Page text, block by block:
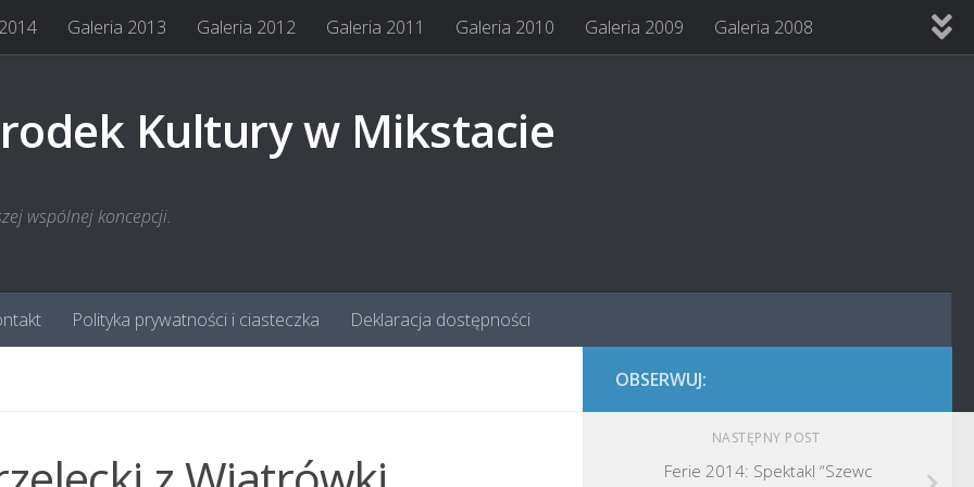
Galeria 2013 Galeria 2012 Galeria 2011 Galeria 2010 Galeria 2009 Galeria 2008
Kultury w Mikstacie
wspólnej koncepcji.
Polityka prywatności i ciasteczka Deklaracja dostępności
OBSERWUJ:
NASTĘPNY POST
Ferie 2014: Spektakl “Szewc